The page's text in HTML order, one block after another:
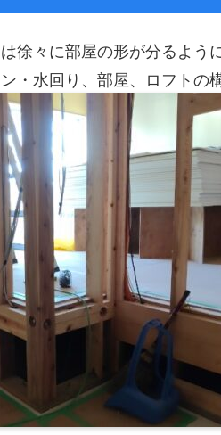
徐々に部屋の形が分るよう
水回り、部屋、ロフトの